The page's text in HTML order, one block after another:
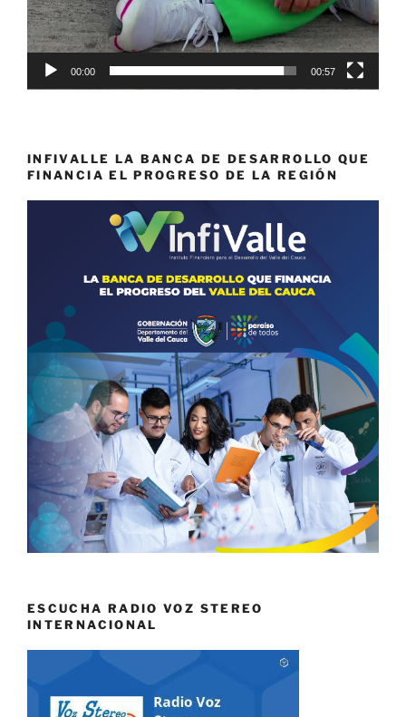
00:00 00:57
INFIVALLE LA BANCA DE DESARROLLO QUE
FINANCIA EL PROGRESO DE LA REGIÓN
ESCUCHA RADIO VOZ STEREO
INTERNACIONAL